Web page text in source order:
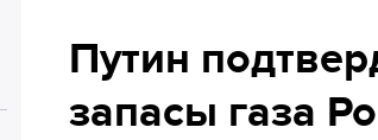
Спорт
Путин
запасы газа